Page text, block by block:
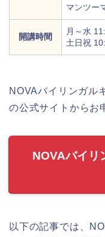
マンツー
開講時間
月～水
土日祝
NOVAバイリンガル
の公式サイトからお
NOVAバイリ
以下の記事では、